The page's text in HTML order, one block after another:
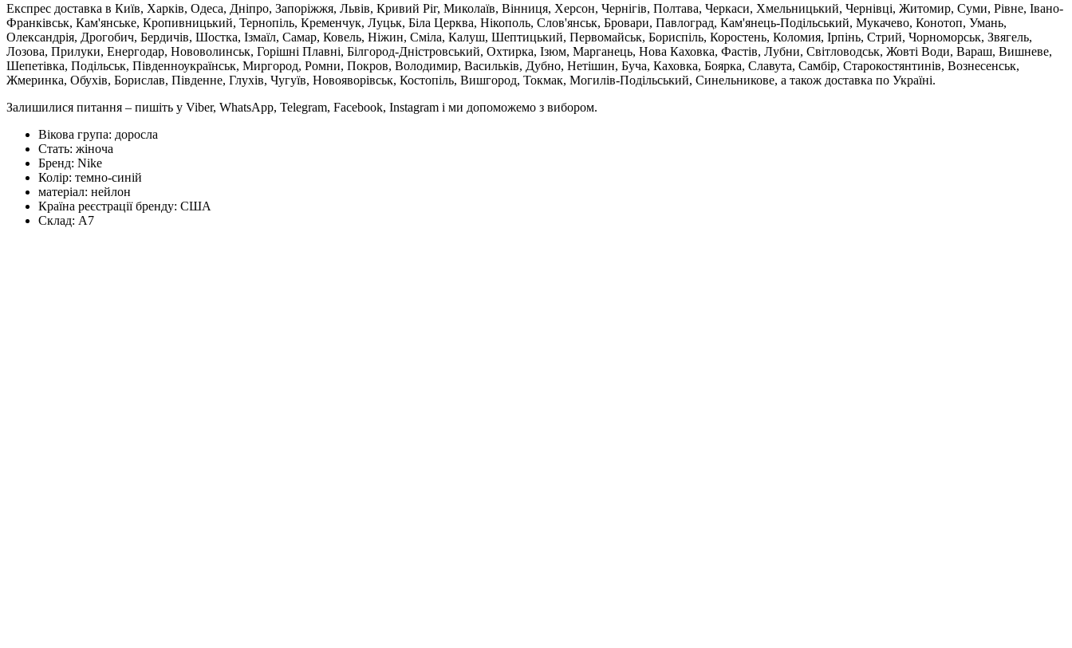
Експрес доставка в Київ, Харків, Одеса, Дніпро, Запоріжжя, Львів, Кривий Ріг, Миколаїв, Вінниця, Херсон, Чернігів, Полтава, Черкаси, Хмельницький, Чернівці, Житомир, Суми, Рівне, Івано-
Франківськ, Кам'янське, Кропивницький, Тернопіль, Кременчук, Луцьк, Біла Церква, Нікополь, Слов'янськ, Бровари, Павлоград, Кам'янець-Подільський, Мукачево, Конотоп, Умань,
Олександрія, Дрогобич, Бердичів, Шостка, Ізмаїл, Самар, Ковель, Ніжин, Сміла, Калуш, Шептицький, Первомайськ, Бориспіль, Коростень, Коломия, Ірпінь, Стрий, Чорноморськ, Звягель,
Лозова, Прилуки, Енергодар, Нововолинськ, Горішні Плавні, Білгород-Дністровський, Охтирка, Ізюм, Марганець, Нова Каховка, Фастів, Лубни, Світловодськ, Жовті Води, Вараш, Вишневе,
Шепетівка, Подільськ, Південноукраїнськ, Миргород, Ромни, Покров, Володимир, Васильків, Дубно, Нетішин, Буча, Каховка, Боярка, Славута, Самбір, Старокостянтинів, Вознесенськ,
Жмеринка, Обухів, Борислав, Південне, Глухів, Чугуїв, Новояворівськ, Костопіль, Вишгород, Токмак, Могилів-Подільський, Синельникове, а також доставка по Україні.
Залишилися питання – пишіть у Viber, WhatsApp, Telegram, Facebook, Instagram і ми допоможемо з вибором.
Вікова група: доросла
Стать: жіноча
Бренд: Nike
Колір: темно-синій
матеріал: нейлон
Країна реєстрації бренду: США
Склад: А7